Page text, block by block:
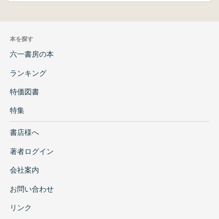
本を探す
六一書房の本
ランキング
特価図書
特集
書店様へ
著者ログイン
会社案内
お問い合わせ
リンク